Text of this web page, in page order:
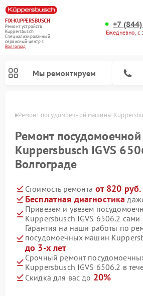
FIX-KUPPERSBUSCH
Ремонт устройств
Kuppersbusch
Специализированный
cервисный центр г.
Волгоград
+7
Ежедневно,
Мы ремонтируем
Ремонт посудомоечной машины
Ремонт
Kuppersbusch IGVS
Волгограде
Стоимость ремонта от 820 руб.
Бесплатная диагностика
Привезем и увезем
Kuppersbusch IGVS 6506.2 сами
Гарантия на наши работы по
посудомоечных машин
до 3-х лет
Срочный ремонт
Kuppersbusch IGVS 6506.2 в
Скидка для вас до 20%